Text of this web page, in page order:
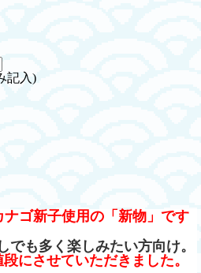
記入)
ゴ新子使用の「新物」です
でも多く楽しみたい方向け。
にさせていただきました。